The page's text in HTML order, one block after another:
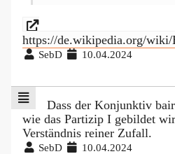
https://de.wikipedia.org/
SebD 10.04.2024
Dass der Konjunktiv
wie das Partizip I gebildet
Verständnis reiner Zufall.
SebD 10.04.2024